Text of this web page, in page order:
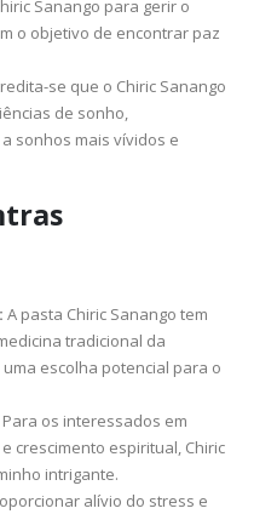
Sanango para gerir o
o objetivo de encontrar paz
se que o Chiric Sanango
de sonho,
sonhos mais vívidos e
A pasta Chiric Sanango tem
tradicional da
escolha potencial para o
Para os interessados em
crescimento espiritual, Chiric
intrigante.
alívio do stress e